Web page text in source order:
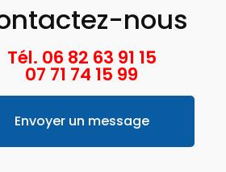
nous
Tél. 06 82 63 91 15
07 71 74 15 99
Envoyer un message